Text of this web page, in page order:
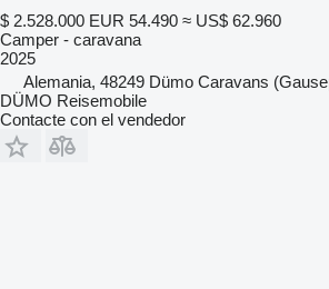
$ 2.528.000 EUR 54.490 ≈ US$ 62.960
Camper - caravana
2025
Alemania, 48249 Dümo Caravans
DÜMO Reisemobile
Contacte con el vendedor